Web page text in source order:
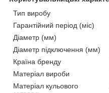
Тип виробу
Гарантійний період (міс)
Діаметр (мм)
Діаметр підключення (мм)
Країна бренду
Матеріал вироби
Матеріал кульового